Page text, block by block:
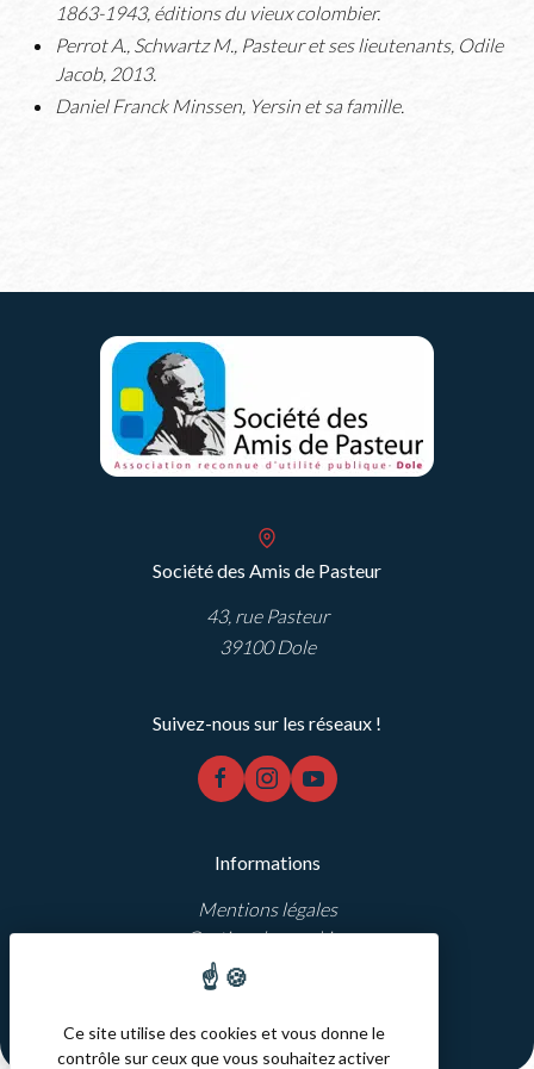
1863-1943, éditions du vieux colombier.
Perrot A., Schwartz M., Pasteur et ses lieutenants, Odile
Jacob, 2013.
Daniel Franck Minssen, Yersin et sa famille.
Société des Amis de Pasteur
43, rue Pasteur
39100 Dole
Suivez-nous sur les réseaux !
facebook
instagramyoutube
Informations
Mentions légales
Gestion des cookies
Réalisation Koredge
Ce site utilise des cookies et vous donne le
contrôle sur ceux que vous souhaitez activer